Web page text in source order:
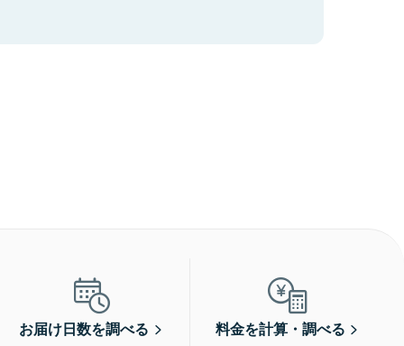
お届け日数を調べる 料金を計算・調べる